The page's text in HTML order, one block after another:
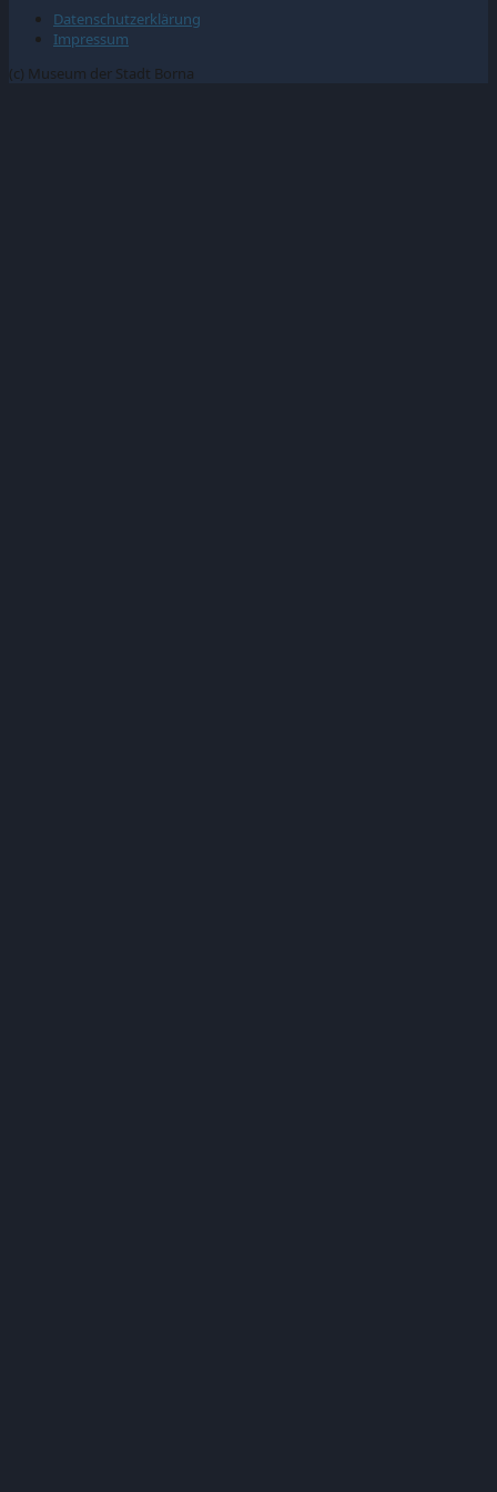
Datenschutzerklärung
Impressum
(c) Museum der Stadt Borna